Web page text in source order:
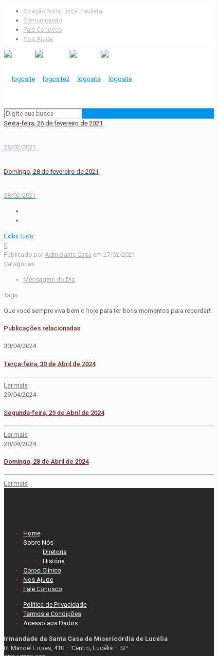
Doação Nota Fiscal Paulista
Comunicação
Fale Conosco
Nos Ajude
Sexta-feira, 26 de fevereiro de 2021
26/02/2021
Domingo, 28 de fevereiro de 2021
28/02/2021
Exibir tudo
0
Publicado por Adm Santa Casa em 27/02/2021
Categorias
Mensagem do Dia
Tags
Que você sempre viva bem o hoje para ter bons momentos para recordar!!
Publicações relacionadas
30/04/2024
Terça-feira, 30 de Abril de 2024
Ler mais
29/04/2024
Segunda-feira, 29 de Abril de 2024
Ler mais
28/04/2024
Domingo, 28 de Abril de 2024
Ler mais
Home
Sobre Nós
Diretoria
História
Corpo Clínico
Nos Ajude
Fale Conosco
Política de Privacidade
Termos e Condições
Acesso aos Dados
Irmandade da Santa Casa de Misericórdia de Lucélia
R. Manoel Lopes, 410 – Centro, Lucélia – SP